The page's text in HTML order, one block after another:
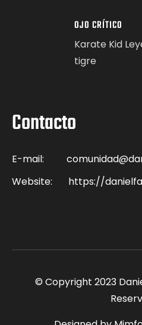
OJO CRÍTICO
Karate Kid
tigre
Contacto
E-mail:
Website:
https://
© Copyright 2023